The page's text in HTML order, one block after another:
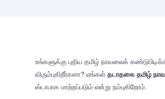
உங்களுக்கு புதிய தமிழ் நாவலைக்
விரும்புகிறீர்களா? எங்கள் தடாதகை தமிழ்
ஸ்டாபாக மாற்றப்படும் என்று நம்புகிறோம்.